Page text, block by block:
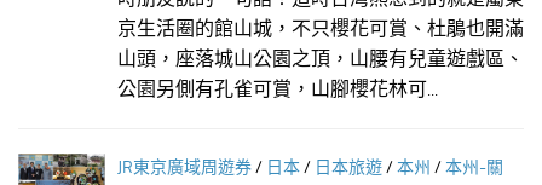
京生活圈的館山城，不只櫻花可賞、杜鵑也開滿
山頭，座落城山公園之頂，山腰有兒童遊戲區、
公園另側有孔雀可賞，山腳櫻花林可...
JR東京廣域周遊券/ 日本/ 日本旅遊/本州 /本州-關